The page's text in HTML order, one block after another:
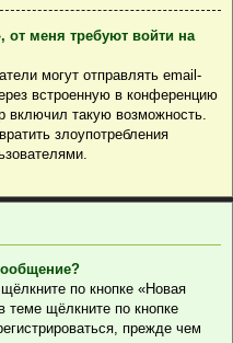
от меня требуют войти на
могут отправлять email-
встроенную в конференцию
включил такую возможность.
злоупотребления
по кнопке «Новая
щёлкните по кнопке
прежде чем